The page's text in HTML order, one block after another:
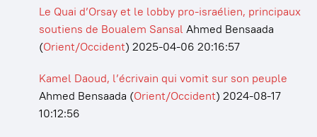
Le Quai d’Orsay et le lobby pro-israélien, principaux
soutiens de Boualem Sansal Ahmed Bensaada
(Orient/Occident) 2025-04-06 20:16:57
Kamel Daoud, l’écrivain qui vomit sur son peuple
Ahmed Bensaada (Orient/Occident) 2024-08-17
10:12:56